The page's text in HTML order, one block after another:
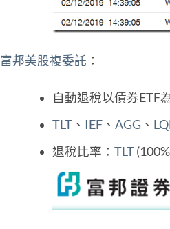
富邦美股複委託 ：
自動退稅以債券ETF
TLT、 IEF、 AGG 、
退稅比率： TLT